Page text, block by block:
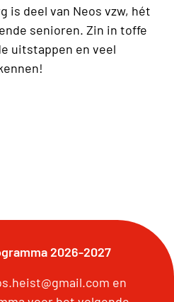
is deel van Neos vzw, hét
senioren. Zin in toffe
uitstappen en veel
2026-2027
en